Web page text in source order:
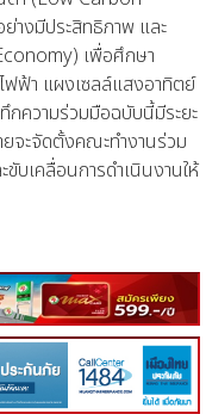
างมีประสิทธิภาพ และ
เพื่อศึกษา
ฟฟ้า แผงเซลล์แสงอาทิตย์
กความร่วมมือฉบับนี้มีระยะ
จะจัดตั้งคณะทำงานร่วม
บเคลื่อนการดำเนินงานให้